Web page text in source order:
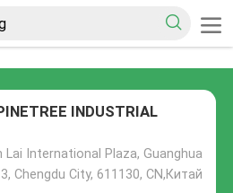
INDUSTRIAL
Lai International Plaza, Guanghua
Chengdu City, 611130, CN,Китай